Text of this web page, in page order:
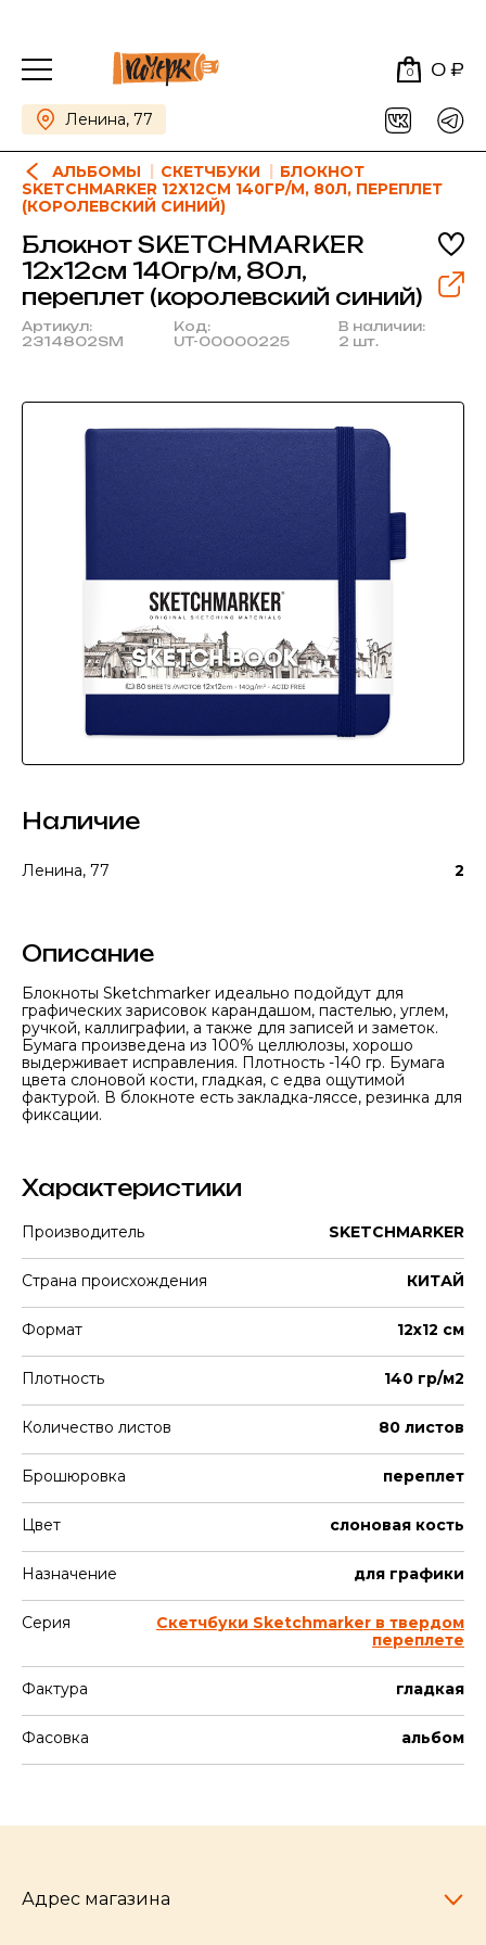
0 0 ₽
Ленина, 77
АЛЬБОМЫ СКЕТЧБУКИ
БЛОКНОТ
SKETCHMARKER 12Х12СМ 140ГР/М, 80Л, ПЕРЕПЛЕТ
(КОРОЛЕВСКИЙ СИНИЙ)
Блокнот SKETCHMARKER
12х12см 140гр/м, 80л,
переплет (королевский синий)
Артикул:
2314802SM
Код:
UT-00000225
В наличии:
2 шт.
Наличие
Ленина, 77 2
Описание
Блокноты Sketchmarker идеально подойдут для
графических зарисовок карандашом, пастелью, углем,
ручкой, каллиграфии, а также для записей и заметок.
Бумага произведена из 100% целлюлозы, хорошо
выдерживает исправления. Плотность -140 гр. Бумага
цвета слоновой кости, гладкая, с едва ощутимой
фактурой. В блокноте есть закладка-ляссе, резинка для
фиксации.
Характеристики
Производитель SKETCHMARKER
Страна происхождения КИТАЙ
Формат 12х12 см
Плотность 140 гр/м2
Количество листов 80 листов
Брошюровка переплет
Цвет слоновая кость
Назначение для графики
Серия
Скетчбуки Sketchmarker в твердом
переплете
Фактура гладкая
Фасовка альбом
Адрес магазина